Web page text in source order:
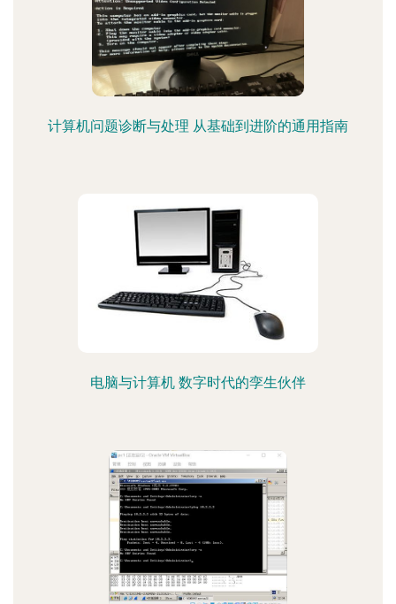
计算机问题诊断与处理 从基础到进阶的通用指南
电脑与计算机 数字时代的孪生伙伴